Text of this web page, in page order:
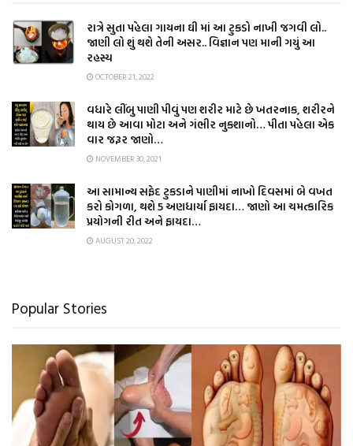
રાત્રે સુતા પહેલા ગાયના ઘી માં આ ટુકડો નાખી જગવી લો..
જાણી લો શું થશે તેની અસર.. વિજ્ઞાન પણ માની ગયું આ
રહસ્ય
OCTOBER 21, 2022
વધારે લીંબુ પાણી પીવું પણ શરીર માટે છે ખતરનાક, શરીરને
થાય છે આવા મોટા અને ગંભીર નુકશાનો… પીતા પહેલા એક
વાર જરૂર જાણો…
NOVEMBER 30, 2021
આ સામાન્ય સફેદ ટુકડાને પાણીમાં નાખો દિવસમાં બે વખત
કરો કોગળા, થશે 5 અણધાર્યા ફાયદા… જાણો આ ચમત્કારિક
પ્રયોગની રીત અને ફાયદા…
AUGUST 20, 2022
Popular Stories